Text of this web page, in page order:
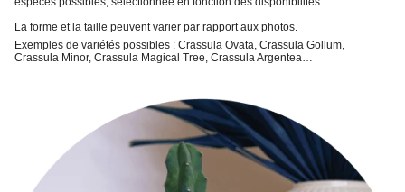
La forme et la taille peuvent varier par rapport aux photos.
Exemples de variétés possibles : Crassula Ovata, Crassula Gollum,
Crassula Minor, Crassula Magical Tree, Crassula Argentea…